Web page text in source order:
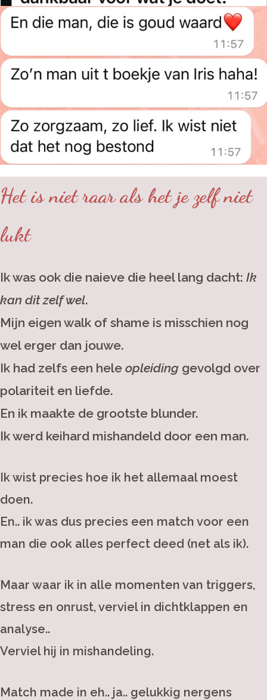
Het is niet raar als het je zelf niet
lukt
Ik was ook die naieve die heel lang dacht: Ik
kan dit zelf wel.
Mijn eigen walk of shame is misschien nog
wel erger dan jouwe.
Ik had zelfs een hele opleiding gevolgd over
polariteit en liefde.
En ik maakte de grootste blunder.
Ik werd keihard mishandeld door een man.
Ik wist precies hoe ik het allemaal moest
doen.
En.. ik was dus precies een match voor een
man die ook alles perfect deed (net als ik).
Maar waar ik in alle momenten van triggers,
stress en onrust, verviel in dichtklappen en
analyse..
Verviel hij in mishandeling.
Match made in eh.. ja.. gelukkig nergens